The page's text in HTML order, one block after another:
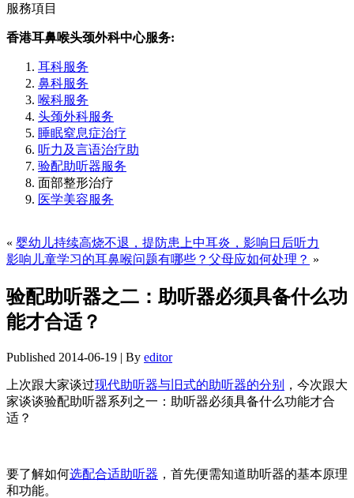
服務項目
香港耳鼻喉头颈外科中心服务:
耳科服务
鼻科服务
喉科服务
头颈外科服务
睡眠窒息症治疗
听力及言语治疗助
验配助听器服务
面部整形治疗
医学美容服务
« 婴幼儿持续高烧不退，提防患上中耳炎，影响日后听力
影响儿童学习的耳鼻喉问题有哪些？父母应如何处理？ »
验配助听器之二：助听器必须具备什么功
能才合适？
Published 2014-06-19 | By editor
上次跟大家谈过现代助听器与旧式的助听器的分别
，今次跟大
家谈谈验配助听器系列之一：助听器必须具备什么功能才合
适？
要了解如何选配合适助听器 ，首先便需知道助听器的基本原理
和功能。